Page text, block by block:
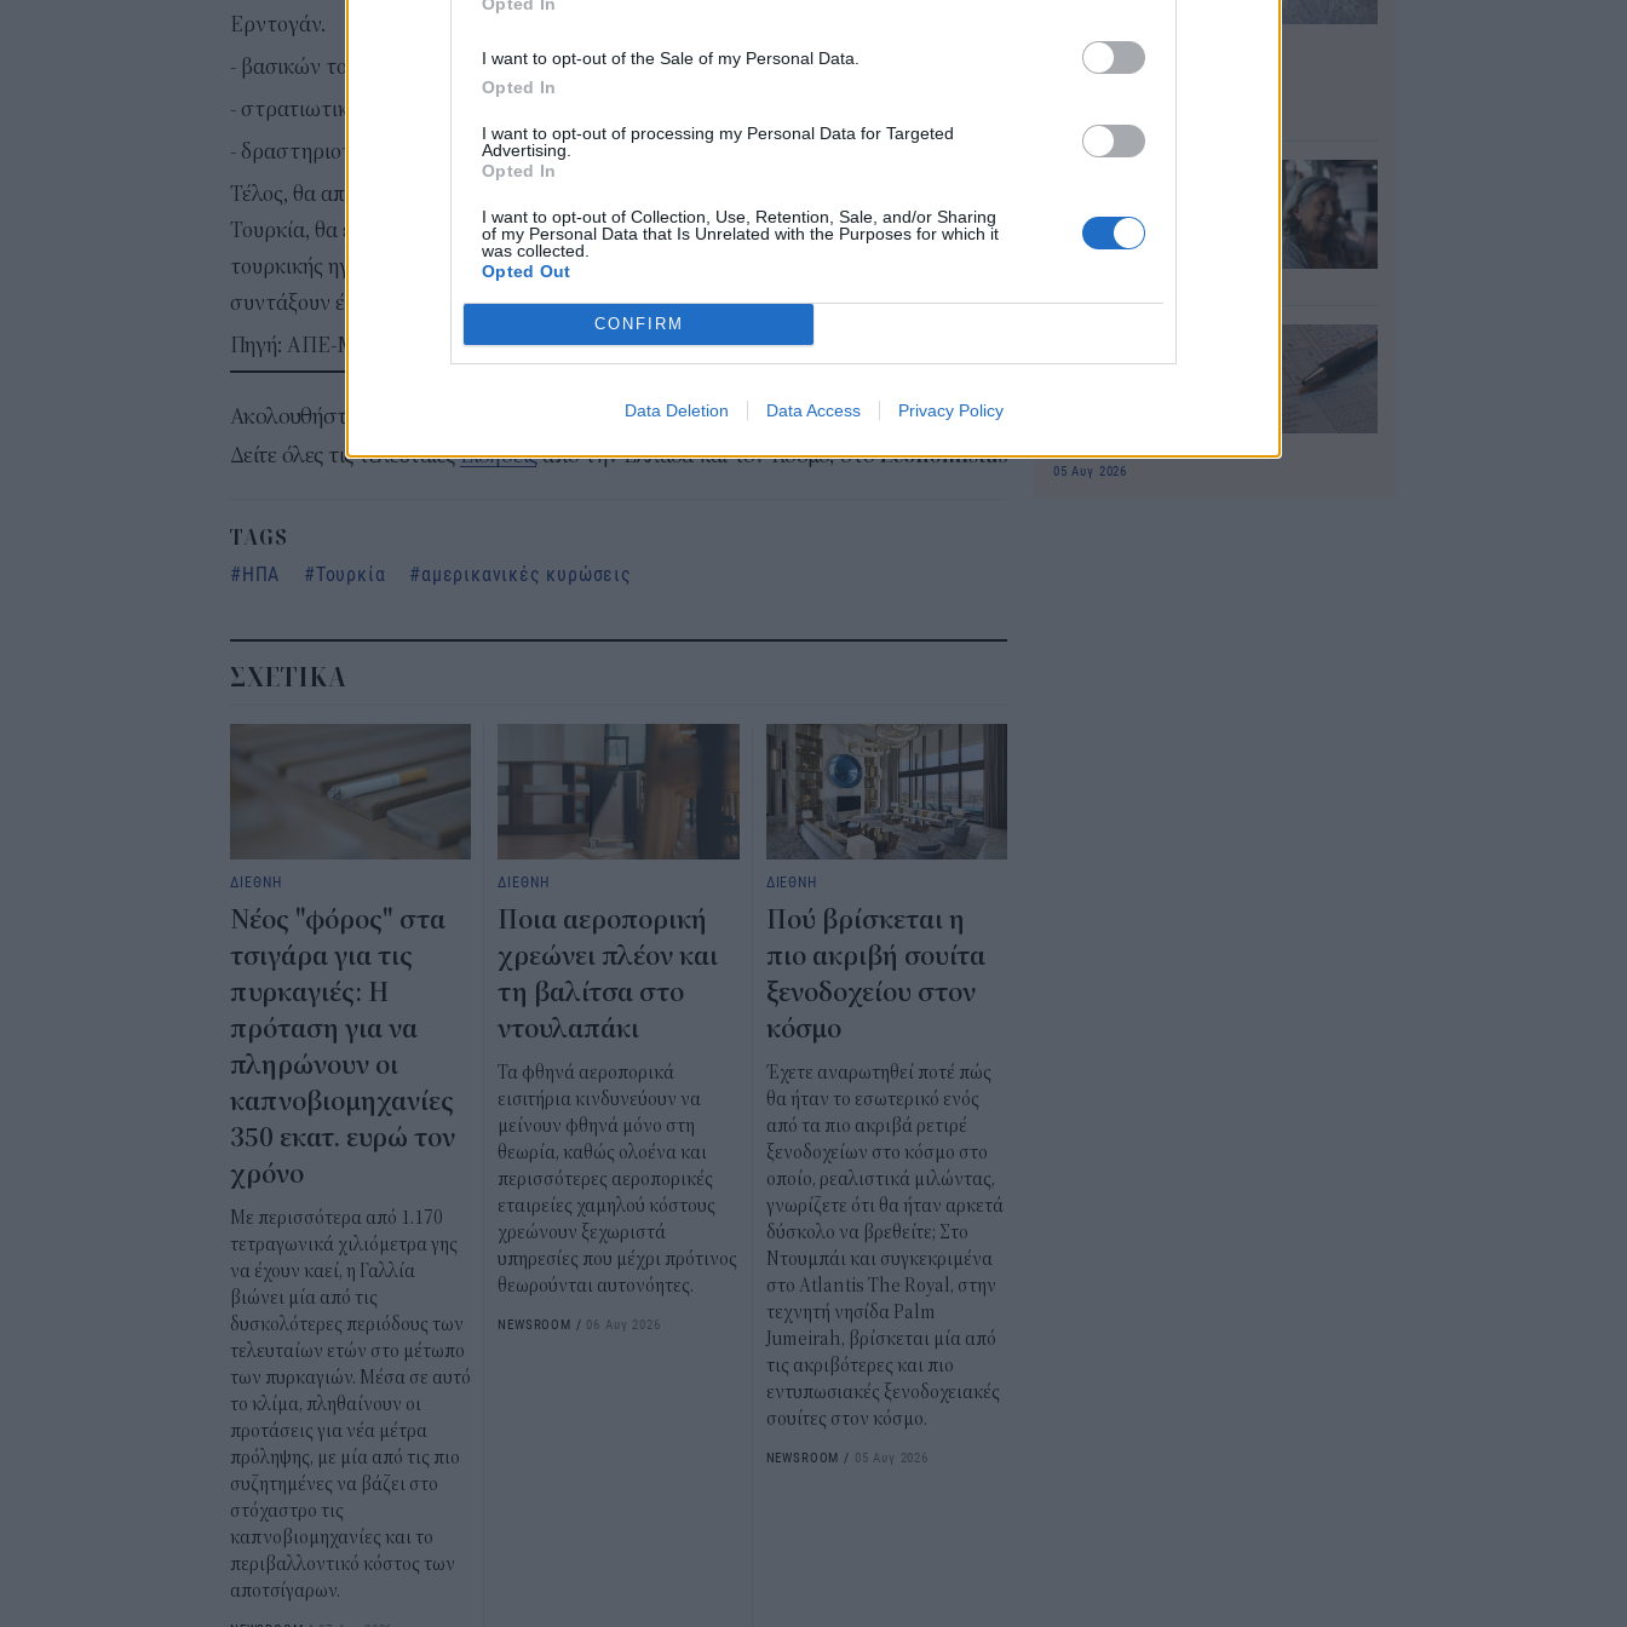
I want to opt-out of the Sale of my Personal Data.
Opted In
I want to opt-out of processing my Personal Data for Targeted
Advertising.
Opted In
I want to opt-out of Collection, Use, Retention, Sale, and/or Sharing
of my Personal Data that Is Unrelated with the Purposes for which it
was collected.
Opted Out
CONFIRM
Data Deletion Data Access Privacy Policy
Ερντογάν.
- βασικών τουρκικών τράπεζων.
- στρατιωτικών συναλλαγών.
- δραστηριοτήτων στον ενεργειακό τομέα.
Τέλος, θα απαγορευόταν η παροχή αμερικανικής στρατιωτικής βοήθειας στην
Τουρκία, θα επιβαλλόταν απαγόρευση εισόδου στις ΗΠΑ στα στελέχη της
τουρκικής ηγεσίας και θα απαιτούνταν από τις αρμόδιες αμερικανικές υπηρεσίες να
συντάξουν έκθεση για τα καθαρά περιουσιακά στοιχεία του προέδρου Ερντογάν.
Πηγή: ΑΠΕ-ΜΠΕ
Ακολουθήστε το Google Newsκαι μάθετε πρώτοι όλες τις ειδήσεις
Δείτε όλες τις τελευταίεςΕιδήσειςαπό την Ελλάδα και τον Κόσμο, στο
TAGS
ΗΠΑ
Τουρκία αμερικανικές κυρώσεις
ΣΧΕΤΙΚΑ
ΔΙΕΘΝΗ
Νέος "φόρος" στα
τσιγάρα για τις
πυρκαγιές: Η
πρόταση για να
πληρώνουν οι
καπνοβιομηχανίες
350 εκατ. ευρώ τον
χρόνο
Με περισσότερα από 1.170
τετραγωνικά χιλιόμετρα γης
να έχουν καεί, η Γαλλία
βιώνει μία από τις
δυσκολότερες περιόδους των
τελευταίων ετών στο μέτωπο
των πυρκαγιών. Μέσα σε αυτό
το κλίμα, πληθαίνουν οι
προτάσεις για νέα μέτρα
πρόληψης, με μία από τις πιο
συζητημένες να βάζει στο
στόχαστρο τις
καπνοβιομηχανίες και το
περιβαλλοντικό κόστος των
αποτσίγαρων.
ΔΙΕΘΝΗ
Ποια αεροπορική
χρεώνει πλέον και
τη βαλίτσα στο
ντουλαπάκι
Τα φθηνά αεροπορικά
εισιτήρια κινδυνεύουν να
μείνουν φθηνά μόνο στη
θεωρία, καθώς ολοένα και
περισσότερες αεροπορικές
εταιρείες χαμηλού κόστους
χρεώνουν ξεχωριστά
υπηρεσίες που μέχρι πρότινος
θεωρούνται αυτονόητες.
NEWSROOM / 06 Αυγ 2026
ΔΙΕΘΝΗ
Πού βρίσκεται η
πιο ακριβή σουίτα
ξενοδοχείου στον
κόσμο
Έχετε αναρωτηθεί ποτέ πώς
θα ήταν το εσωτερικό ενός
από τα πιο ακριβά ρετιρέ
ξενοδοχείων στο κόσμο στο
οποίο, ρεαλιστικά μιλώντας,
γνωρίζετε ότι θα ήταν αρκετά
δύσκολο να βρεθείτε; Στο
Ντουμπάι και συγκεκριμένα
στο Atlantis The Royal, στην
τεχνητή νησίδα Palm
Jumeirah, βρίσκεται μία από
τις ακριβότερες και πιο
εντυπωσιακές ξενοδοχειακές
σουίτες στον κόσμο.
NEWSROOM / 05 Αυγ 2026
φορείς του
Δημοσίου ζητούν
διπλάσιο ποσό τέλος
Αυγούστου
κόλπο για 27
05 Αυγ 2026